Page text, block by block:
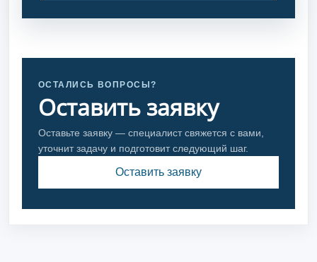
ОСТАЛИСЬ ВОПРОСЫ?
Оставить заявку
Оставьте заявку — специалист свяжется с вами,
уточнит задачу и подготовит следующий шаг.
Оставить заявку